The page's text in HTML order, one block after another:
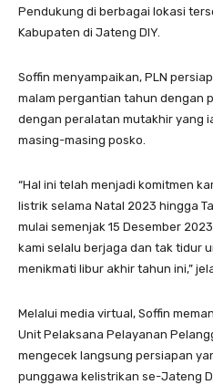
Pendukung di berbagai lokasi
Kabupaten di Jateng DIY.
Soffin menyampaikan, PLN
malam pergantian tahun dengan
dengan peralatan mutakhir yang
masing-masing posko.
“Hal ini telah menjadi komitmen
listrik selama Natal 2023 hingga
mulai semenjak 15 Desember
kami selalu berjaga dan tak tidur
menikmati libur akhir tahun ini,”
Melalui media virtual, Soffin
Unit Pelaksana Pelayanan
mengecek langsung persiapan
punggawa kelistrikan se-Jateng